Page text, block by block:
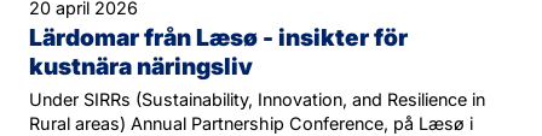
20 april 2026
Lärdomar från Læsø - insikter för
kustnära näringsliv
Under SIRRs (Sustainability, Innovation, and Resilience in
Rural areas) Annual Partnership Conference, på Læsø i